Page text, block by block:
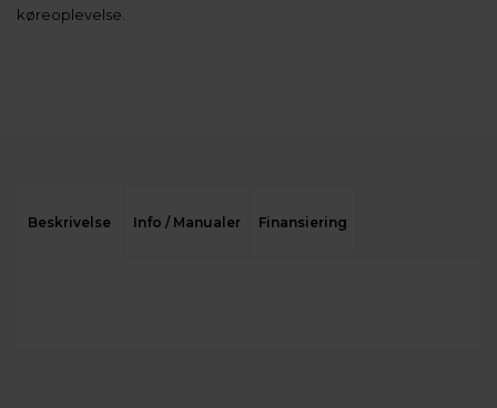
køreoplevelse.
Beskrivelse Info / Manualer Finansiering